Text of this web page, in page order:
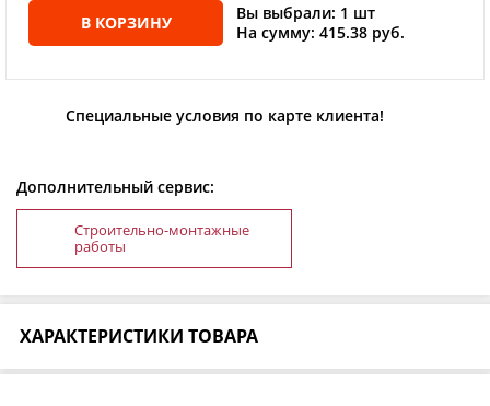
В КОРЗИНУ
Вы выбрали: 1 шт
На сумму: 415.38 руб.
Специальные условия по карте клиента!
Дополнительный сервис:
Строительно-монтажные
работы
ХАРАКТЕРИСТИКИ ТОВАРА